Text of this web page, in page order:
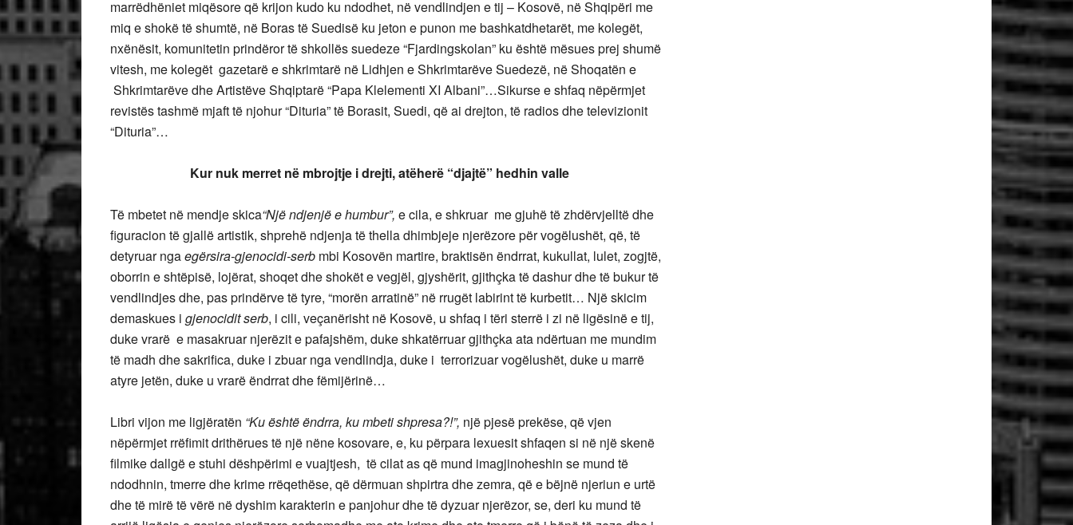
marrëdhëniet miqësore që krijon kudo ku ndodhet, në vendlindjen e tij – Kosovë, në Shqipëri me
miq e shokë të shumtë, në Boras të Suedisë ku jeton e punon me bashkatdhetarët, me kolegët,
nxënësit, komunitetin prindëror të shkollës suedeze “Fjardingskolan” ku është mësues prej shumë
vitesh, me kolegët gazetarë e shkrimtarë në Lidhjen e Shkrimtarëve Suedezë, në Shoqatën e
Shkrimtarëve dhe Artistëve Shqiptarë “Papa Klelementi XI Albani”…Sikurse e shfaq nëpërmjet
revistës tashmë mjaft të njohur “Dituria” të Borasit, Suedi, që ai drejton, të radios dhe televizionit
“Dituria”…
Kur nuk merret në mbrojtje i drejti,atëherë “djajtë” hedhin valle
Të mbetet në mendje skica“Një ndjenjë e humbur”, e cila, e shkruar me gjuhë të zhdërvjelltë dhe
figuracion të gjallë artistik, shprehë ndjenja të thella dhimbjeje njerëzore për vogëlushët, që, të
detyruar ngaegërsira-gjenocidi-serb mbi Kosovën martire, braktisën ëndrrat, kukullat, lulet, zogjtë,
oborrin e shtëpisë, lojërat, shoqet dhe shokët e vegjël, gjyshërit, gjithçka të dashur dhe të bukur të
vendlindjes dhe, pas prindërve të tyre, “morën arratinë” në rrugët labirint të kurbetit… Një skicim
demaskues i gjenocidit serb, i cili, veçanërisht në Kosovë, u shfaq i tëri sterrë i zi në ligësinë e tij,
duke vrarë e masakruar njerëzit e pafajshëm, duke shkatërruar gjithçka ata ndërtuan me mundim
të madh dhe sakrifica, duke i zbuar nga vendlindja, duke i terrorizuar vogëlushët, duke u marrë
atyre jetën, duke u vrarë ëndrrat dhe fëmijërinë…
Libri vijon me ligjëratën “Ku është ëndrra, ku mbeti shpresa?!”, një pjesë prekëse, që vjen
nëpërmjet rrëfimit drithërues të një nëne kosovare, e, ku përpara lexuesit shfaqen si në një skenë
filmike dallgë e stuhi dëshpërimi e vuajtjesh, të cilat as që mund imagjinoheshin se mund të
ndodhnin, tmerre dhe krime rrëqethëse, që dërmuan shpirtra dhe zemra, që e bëjnë njeriun e urtë
dhe të mirë të vërë në dyshim karakterin e panjohur dhe të dyzuar njerëzor, se, deri ku mund të